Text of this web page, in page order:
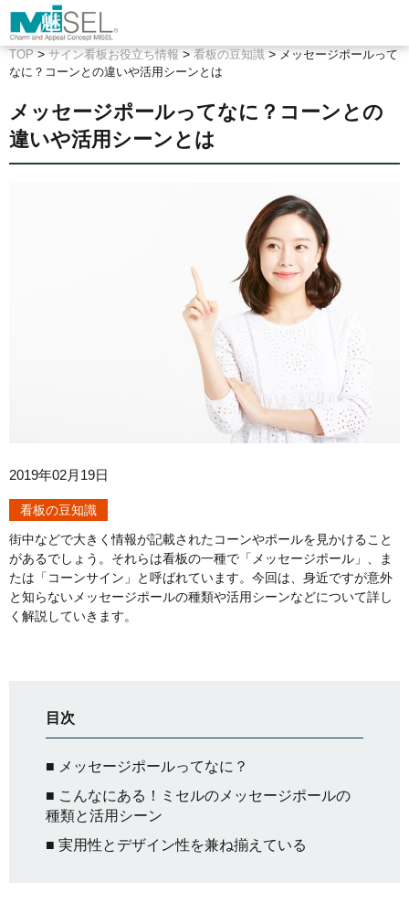
TOP>サイン看板お役立ち情報>看板の豆知識>メッセージポールって
なに？コーンとの違いや活用シーンとは
メッセージポールってなに？コーンとの
違いや活用シーンとは
2019年02月19日
看板の豆知識
街中などで大きく情報が記載されたコーンやポールを見かけること
があるでしょう。それらは看板の一種で「メッセージポール」、ま
たは「コーンサイン」と呼ばれています。今回は、身近ですが意外
と知らないメッセージポールの種類や活用シーンなどについて詳し
く解説していきます。
目次
■ メッセージポールってなに？
■ こんなにある！ミセルのメッセージポールの
種類と活用シーン
■ 実用性とデザイン性を兼ね揃えている